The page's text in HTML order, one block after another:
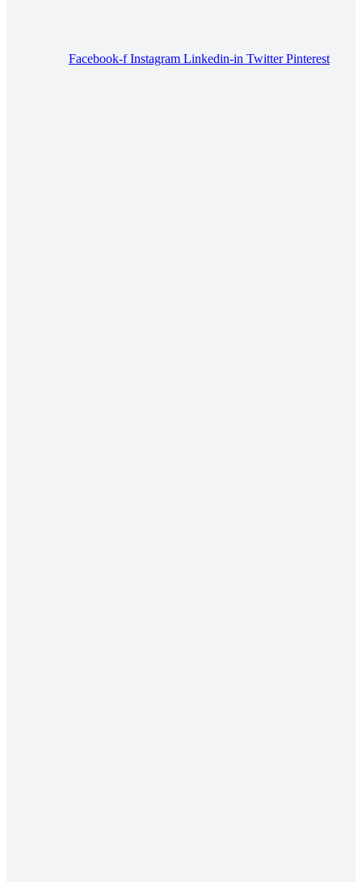
Facebook-f Instagram Linkedin-in Twitter Pinterest